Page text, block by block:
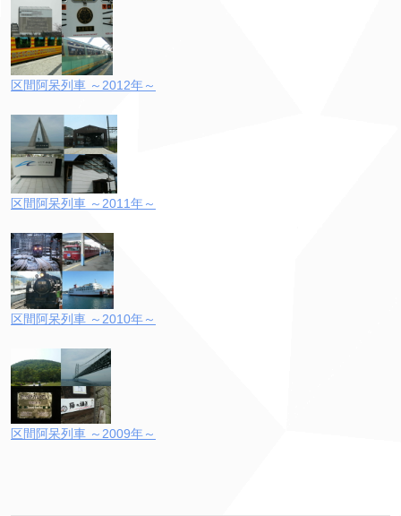
区間阿呆列車 ～2012年～
区間阿呆列車 ～2011年～
区間阿呆列車 ～2010年～
区間阿呆列車 ～2009年～